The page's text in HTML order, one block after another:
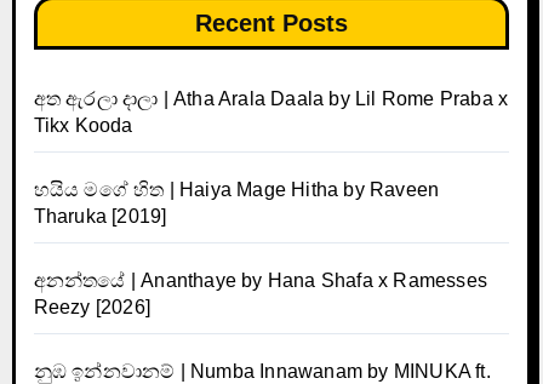
Recent Posts
අත ඇරලා දාලා | Atha Arala Daala by Lil Rome Praba x
Tikx Kooda
හයිය මගේ හිත | Haiya Mage Hitha by Raveen
Tharuka [2019]
අනන්තයේ | Ananthaye by Hana Shafa x Ramesses
Reezy [2026]
නුඹ ඉන්නවානම් | Numba Innawanam by MINUKA ft.